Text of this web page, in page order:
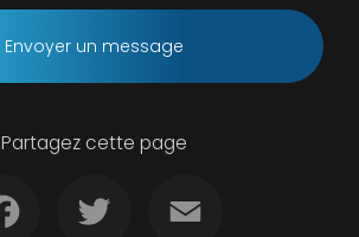
Envoyer un message
Partagez cette page